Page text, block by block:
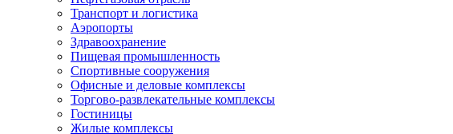
Транспорт и логистика
Аэропорты
Здравоохранение
Пищевая промышленность
Спортивные сооружения
Офисные и деловые комплексы
Торгово-развлекательные комплексы
Гостиницы
Жилые комплексы